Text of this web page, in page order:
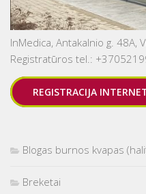
InMedica, Antakalnio g. 48A,
Registratūros tel.:
REGISTRACIJA
Blogas burnos kvapas
Breketai